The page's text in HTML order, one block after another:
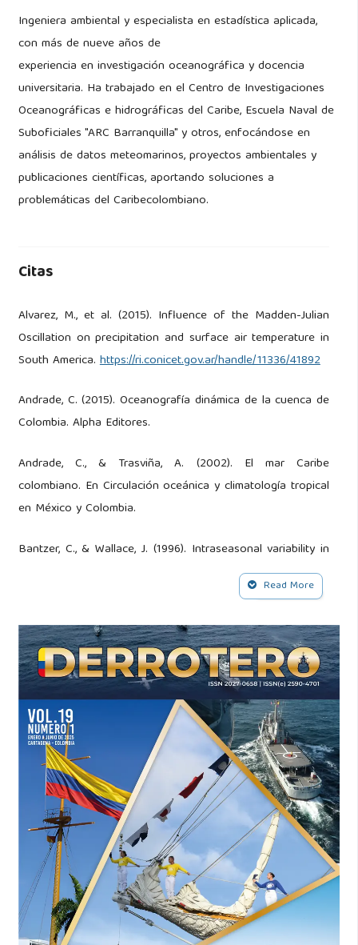
Ingeniera ambiental y especialista en estadística aplicada,
con más de nueve años de
experiencia en investigación oceanográfica y docencia
universitaria. Ha trabajado en el Centro de Investigaciones
Oceanográficas e hidrográficas del Caribe, Escuela Naval de
Suboficiales "ARC Barranquilla" y otros, enfocándose en
análisis de datos meteomarinos, proyectos ambientales y
publicaciones científicas, aportando soluciones a
problemáticas del Caribecolombiano.
Citas
Alvarez, M., et al. (2015). Influence of the Madden-Julian
Oscillation on precipitation and surface air temperature in
South America.https://ri.conicet.gov.ar/handle/11336/41892
Andrade, C. (2015). Oceanografía dinámica de la cuenca de
Colombia. Alpha Editores.
Andrade, C., & Trasviña, A. (2002). El mar Caribe
colombiano. En Circulación oceánica y climatología tropical
en México y Colombia.
Bantzer, C., & Wallace, J. (1996). Intraseasonal variability in
the tropical mean temperature and precipitation and their
relation to the tropical 40–50 day oscillation. Journal of
Beltrán, O., & Colmenares, C. (2011). Aplicación de ondeletas
en datos de posicionamiento continuo para la región
colombiana con fines geodinámicos. UD y la Geomática,
(5), 92–102.
https://doi.org/10.14483/23448407.3649
Carvalho, L. M., Jones, C., & Liebmann, B. (2004). The South
Atlantic convergence zone: Intensity, form, persistence, and
relationships with intraseasonal to interannual activity and
extreme rainfall. Journal of Climate, 17, 88–108.
Cuadros Rubio, N. (2011). Análisis de la variabilidad de la
temperatura del aire en regiones de Colombia bajo la
influencia de la oscilación Madden-Julian durante los años
Read More